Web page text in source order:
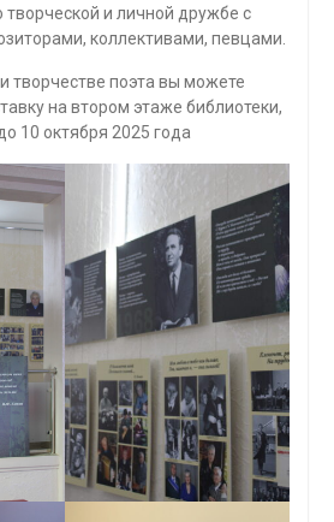
творческой и личной дружбе с
коллективами, певцами.
творчестве поэта вы можете
на втором этаже библиотеки,
10 октября 2025 года